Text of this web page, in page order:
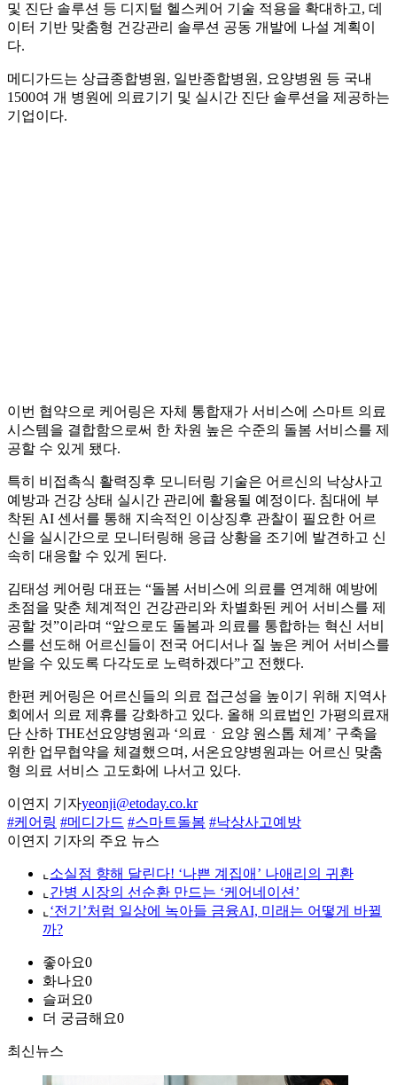
및 진단 솔루션 등 디지털 헬스케어 기술 적용을 확대하고, 데
이터 기반 맞춤형 건강관리 솔루션 공동 개발에 나설 계획이
다.
메디가드는 상급종합병원, 일반종합병원, 요양병원 등 국내
1500여 개 병원에 의료기기 및 실시간 진단 솔루션을 제공하는
기업이다.
이번 협약으로 케어링은 자체 통합재가 서비스에 스마트 의료
시스템을 결합함으로써 한 차원 높은 수준의 돌봄 서비스를 제
공할 수 있게 됐다.
특히 비접촉식 활력징후 모니터링 기술은 어르신의 낙상사고
예방과 건강 상태 실시간 관리에 활용될 예정이다. 침대에 부
착된 AI 센서를 통해 지속적인 이상징후 관찰이 필요한 어르
신을 실시간으로 모니터링해 응급 상황을 조기에 발견하고 신
속히 대응할 수 있게 된다.
김태성 케어링 대표는 “돌봄 서비스에 의료를 연계해 예방에
초점을 맞춘 체계적인 건강관리와 차별화된 케어 서비스를 제
공할 것”이라며 “앞으로도 돌봄과 의료를 통합하는 혁신 서비
스를 선도해 어르신들이 전국 어디서나 질 높은 케어 서비스를
받을 수 있도록 다각도로 노력하겠다”고 전했다.
한편 케어링은 어르신들의 의료 접근성을 높이기 위해 지역사
회에서 의료 제휴를 강화하고 있다. 올해 의료법인 가평의료재
단 산하 THE선요양병원과 ‘의료ㆍ요양 원스톱 체계’ 구축을
위한 업무협약을 체결했으며, 서온요양병원과는 어르신 맞춤
형 의료 서비스 고도화에 나서고 있다.
이연지 기자yeonji@etoday.co.kr
#케어링 #메디가드 #스마트돌봄 #낙상사고예방
이연지 기자의 주요 뉴스
⌞ 소실점 향해 달린다! ‘나쁜 계집애’ 나애리의 귀환
⌞ 간병 시장의 선순환 만드는 ‘케어네이션’
⌞ ‘전기’처럼 일상에 녹아들 금융AI, 미래는 어떻게 바뀔
까?
좋아요0
화나요0
슬퍼요0
더 궁금해요0
최신뉴스